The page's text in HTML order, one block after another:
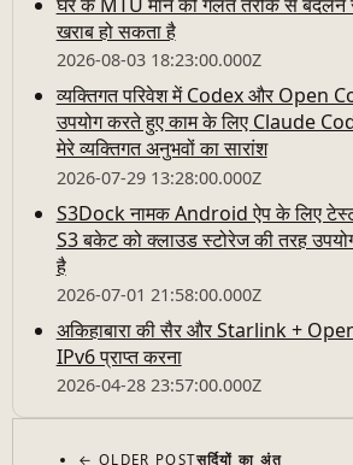
खराब हो सकता है
2026-08-03 18:23:00.000Z
व्यक्तिगत परिवेश में Codex और Open
उपयोग करते हुए काम के लिए Claude
मेरे व्यक्तिगत अनुभवों का सारांश
2026-07-29 13:28:00.000Z
S3Dock नामक Android ऐप के लिए
S3 बकेट को क्लाउड स्टोरेज की तरह
है
2026-07-01 21:58:00.000Z
अकिहाबारा की सैर और Starlink +
IPv6 प्राप्त करना
2026-04-28 23:57:00.000Z
← OLDER POSTसर्दियों का अंत